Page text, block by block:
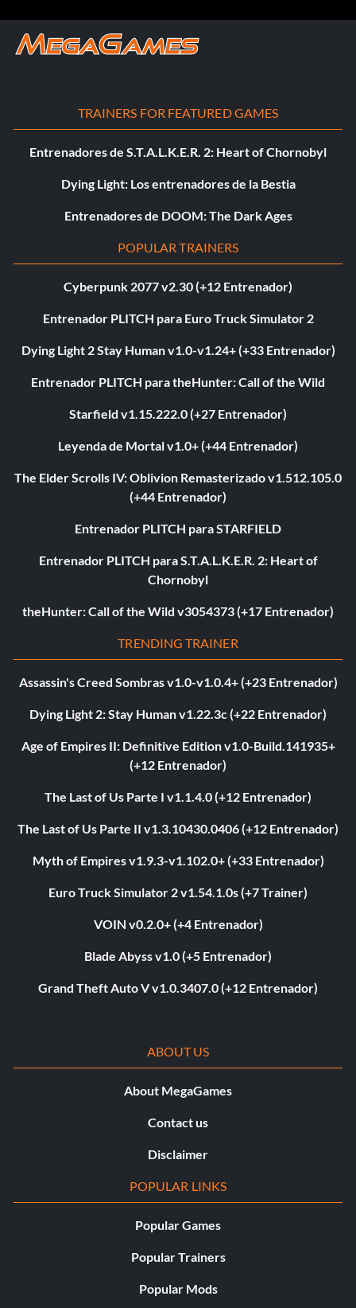
TRAINERS FOR FEATURED GAMES
Entrenadores de S.T.A.L.K.E.R. 2: Heart of Chornobyl
Dying Light: Los entrenadores de la Bestia
Entrenadores de DOOM: The Dark Ages
POPULAR TRAINERS
Cyberpunk 2077 v2.30 (+12 Entrenador)
Entrenador PLITCH para Euro Truck Simulator 2
Dying Light 2 Stay Human v1.0-v1.24+ (+33 Entrenador)
Entrenador PLITCH para theHunter: Call of the Wild
Starfield v1.15.222.0 (+27 Entrenador)
Leyenda de Mortal v1.0+ (+44 Entrenador)
The Elder Scrolls IV: Oblivion Remasterizado v1.512.105.0
(+44 Entrenador)
Entrenador PLITCH para STARFIELD
Entrenador PLITCH para S.T.A.L.K.E.R. 2: Heart of
Chornobyl
theHunter: Call of the Wild v3054373 (+17 Entrenador)
TRENDING TRAINER
Assassin's Creed Sombras v1.0-v1.0.4+ (+23 Entrenador)
Dying Light 2: Stay Human v1.22.3c (+22 Entrenador)
Age of Empires II: Definitive Edition v1.0-Build.141935+
(+12 Entrenador)
The Last of Us Parte I v1.1.4.0 (+12 Entrenador)
The Last of Us Parte II v1.3.10430.0406 (+12 Entrenador)
Myth of Empires v1.9.3-v1.102.0+ (+33 Entrenador)
Euro Truck Simulator 2 v1.54.1.0s (+7 Trainer)
VOIN v0.2.0+ (+4 Entrenador)
Blade Abyss v1.0 (+5 Entrenador)
Grand Theft Auto V v1.0.3407.0 (+12 Entrenador)
ABOUT US
About MegaGames
Contact us
Disclaimer
POPULAR LINKS
Popular Games
Popular Trainers
Popular Mods